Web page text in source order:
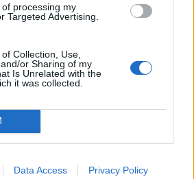
processing my
Targeted Advertising.
Collection, Use,
or Sharing of my
Is Unrelated with the
it was collected.
Data Access Privacy Policy